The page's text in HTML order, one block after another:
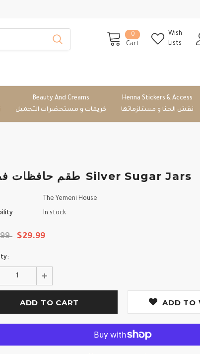
0
Cart
Wish
Lists
Beauty And Creams
كريمات و مستحضرات التجميل
Henna Stickers & Access
نقش الحنا و مستلزماتها
⁨⁨⁨طقم حافظات فضي⁩⁩⁩ Silver Sugar Jars
The Yemeni House
In stock
$29.99
ADD TO